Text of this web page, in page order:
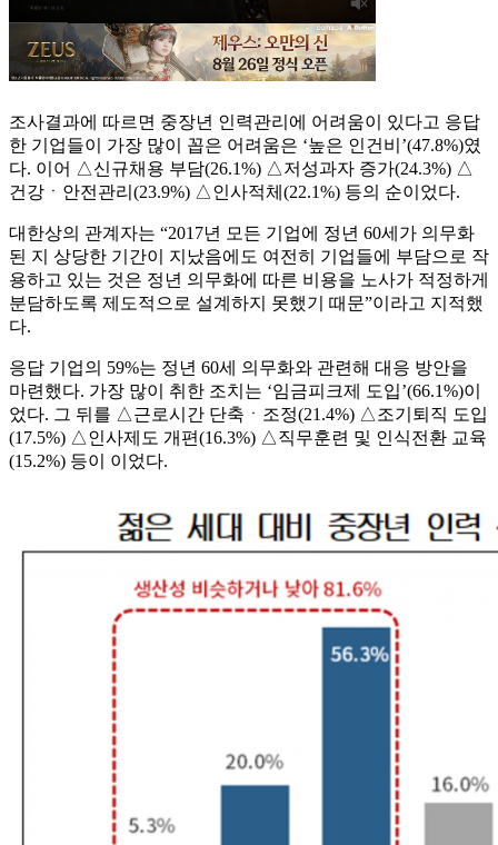
조사결과에 따르면 중장년 인력관리에 어려움이 있다고 응답
한 기업들이 가장 많이 꼽은 어려움은 ‘높은 인건비’(47.8%)였
다. 이어 △신규채용 부담(26.1%) △저성과자 증가(24.3%) △
건강ㆍ안전관리(23.9%) △인사적체(22.1%) 등의 순이었다.
대한상의 관계자는 “2017년 모든 기업에 정년 60세가 의무화
된 지 상당한 기간이 지났음에도 여전히 기업들에 부담으로 작
용하고 있는 것은 정년 의무화에 따른 비용을 노사가 적정하게
분담하도록 제도적으로 설계하지 못했기 때문”이라고 지적했
다.
응답 기업의 59%는 정년 60세 의무화와 관련해 대응 방안을
마련했다. 가장 많이 취한 조치는 ‘임금피크제 도입’(66.1%)이
었다. 그 뒤를 △근로시간 단축ㆍ조정(21.4%) △조기퇴직 도입
(17.5%) △인사제도 개편(16.3%) △직무훈련 및 인식전환 교육
(15.2%) 등이 이었다.